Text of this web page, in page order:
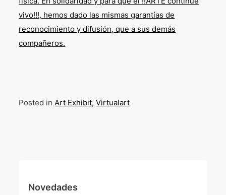
vivo!!!, hemos dado las mismas garantías de
reconocimiento y difusión, que a sus demás
compañeros.
Posted inArt Exhibit,Virtualart
Novedades